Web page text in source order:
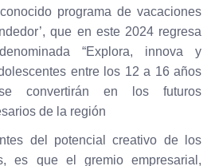
programa de vacaciones
que en este 2024 regresa
“Explora, innova y
entre los 12 a 16 años
convertirán en los futuros
de la región
del potencial creativo de los
es que el gremio empresarial,